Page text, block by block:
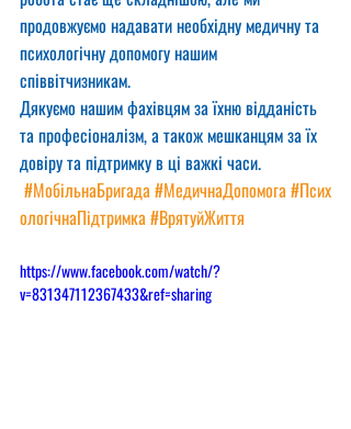
продовжуємо надавати необхідну медичну та
психологічну допомогу нашим
співвітчизникам.
Дякуємо нашим фахівцям за їхню відданість
та професіоналізм, а також мешканцям за їх
довіру та підтримку в ці важкі часи.
#МобільнаБригада#МедичнаДопомога#Псих
ологічнаПідтримка#ВрятуйЖиття
https://www.facebook.com/watch/?
v=831347112367433&ref=sharing